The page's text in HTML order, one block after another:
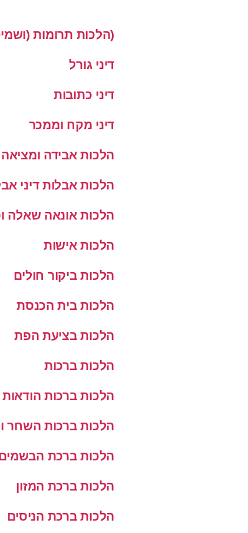
(הלכות תרומות
דיני גורל
דיני כתובות
דיני מקח וממכר
הלכות אבידה ומציאה
הלכות אבלות דיני
הלכות אונאה שאלה
הלכות אישות
הלכות ביקור חולים
הלכות בית הכנסת
הלכות בציעת הפת
הלכות ברכות
הלכות ברכות הודאות
הלכות ברכות השחר
הלכות ברכת
הלכות ברכת המזון
הלכות ברכת הניסים